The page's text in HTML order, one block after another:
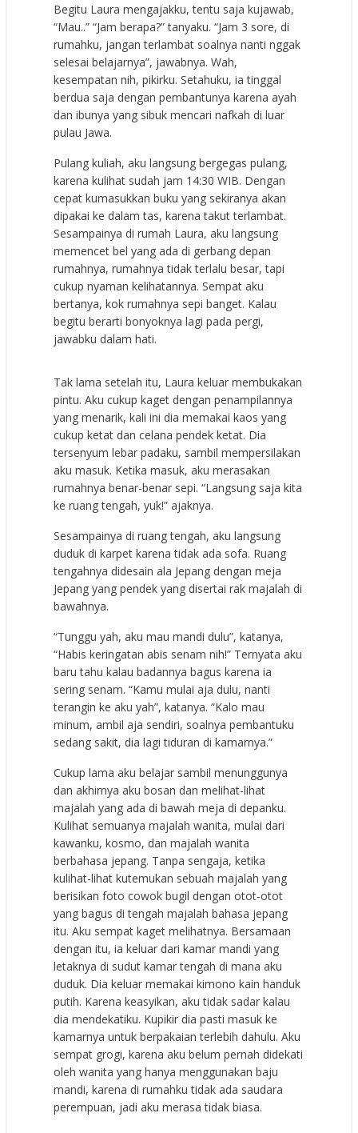
Begitu Laura mengajakku, tentu saja kujawab,
“Mau..” “Jam berapa?” tanyaku. “Jam 3 sore, di
rumahku, jangan terlambat soalnya nanti nggak
selesai belajarnya”, jawabnya. Wah,
kesempatan nih, pikirku. Setahuku, ia tinggal
berdua saja dengan pembantunya karena ayah
dan ibunya yang sibuk mencari nafkah di luar
pulau Jawa.
Pulang kuliah, aku langsung bergegas pulang,
karena kulihat sudah jam 14:30 WIB. Dengan
cepat kumasukkan buku yang sekiranya akan
dipakai ke dalam tas, karena takut terlambat.
Sesampainya di rumah Laura, aku langsung
memencet bel yang ada di gerbang depan
rumahnya, rumahnya tidak terlalu besar, tapi
cukup nyaman kelihatannya. Sempat aku
bertanya, kok rumahnya sepi banget. Kalau
begitu berarti bonyoknya lagi pada pergi,
jawabku dalam hati.
Tak lama setelah itu, Laura keluar membukakan
pintu. Aku cukup kaget dengan penampilannya
yang menarik, kali ini dia memakai kaos yang
cukup ketat dan celana pendek ketat. Dia
tersenyum lebar padaku, sambil mempersilakan
aku masuk. Ketika masuk, aku merasakan
rumahnya benar-benar sepi. “Langsung saja kita
ke ruang tengah, yuk!” ajaknya.
Sesampainya di ruang tengah, aku langsung
duduk di karpet karena tidak ada sofa. Ruang
tengahnya didesain ala Jepang dengan meja
Jepang yang pendek yang disertai rak majalah di
bawahnya.
“Tunggu yah, aku mau mandi dulu”, katanya,
“Habis keringatan abis senam nih!” Ternyata aku
baru tahu kalau badannya bagus karena ia
sering senam. “Kamu mulai aja dulu, nanti
terangin ke aku yah”, katanya. “Kalo mau
minum, ambil aja sendiri, soalnya pembantuku
sedang sakit, dia lagi tiduran di kamarnya.”
Cukup lama aku belajar sambil menunggunya
dan akhirnya aku bosan dan melihat-lihat
majalah yang ada di bawah meja di depanku.
Kulihat semuanya majalah wanita, mulai dari
kawanku, kosmo, dan majalah wanita
berbahasa jepang. Tanpa sengaja, ketika
kulihat-lihat kutemukan sebuah majalah yang
berisikan foto cowok bugil dengan otot-otot
yang bagus di tengah majalah bahasa jepang
itu. Aku sempat kaget melihatnya. Bersamaan
dengan itu, ia keluar dari kamar mandi yang
letaknya di sudut kamar tengah di mana aku
duduk. Dia keluar memakai kimono kain handuk
putih. Karena keasyikan, aku tidak sadar kalau
dia mendekatiku. Kupikir dia pasti masuk ke
kamarnya untuk berpakaian terlebih dahulu. Aku
sempat grogi, karena aku belum pernah didekati
oleh wanita yang hanya menggunakan baju
mandi, karena di rumahku tidak ada saudara
perempuan, jadi aku merasa tidak biasa.